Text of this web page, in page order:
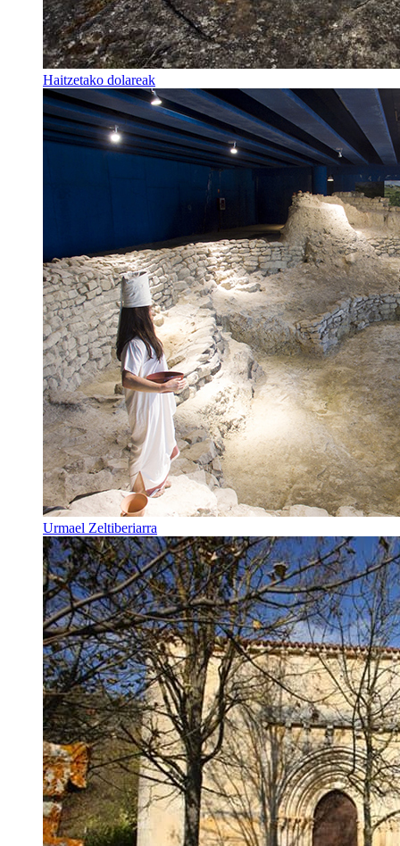
Haitzetako dolareak
Urmael Zeltiberiarra